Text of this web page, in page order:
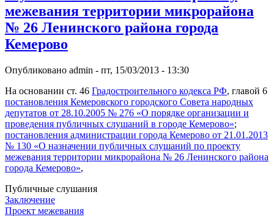
межевания территории микрорайона
№ 26 Ленинского района города
Кемерово
Опубликовано admin - пт, 15/03/2013 - 13:30
На основании ст. 46 Градостроительного кодекса РФ, главой 6
постановления Кемеровского городского Совета народных
депутатов от 28.10.2005 № 276 «О порядке организации и
проведения публичных слушаний в городе Кемерово»;
постановления администрации города Кемерово от 21.01.2013
№ 130 «О назначении публичных слушаний по проекту
межевания территории микрорайона № 26 Ленинского района
города Кемерово»,
Публичные слушания
Заключение
Проект межевания